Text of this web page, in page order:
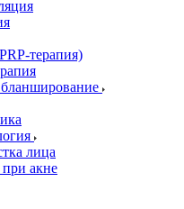
терапия)
лица
при акне